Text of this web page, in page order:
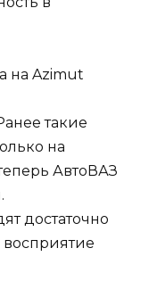
на Azimut
такие
на
АвтоВАЗ
достаточно